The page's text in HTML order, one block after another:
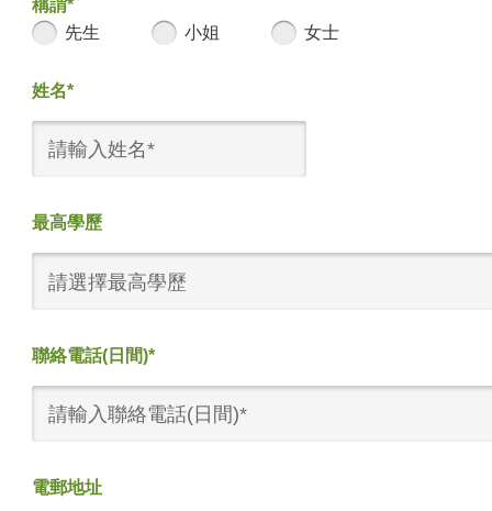
稱謂*
先生
小姐 女士
姓名*
最高學歷
請選擇最高學歷
聯絡電話(日間)*
電郵地址